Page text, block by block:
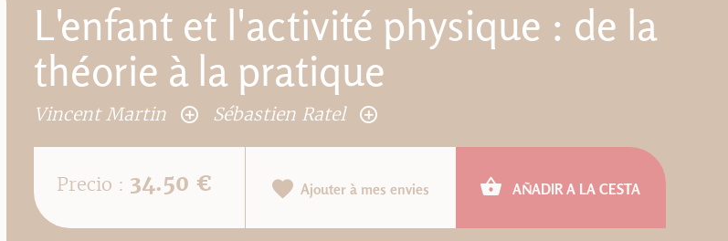
L'enfant et l'activité physique : de la
théorie à la pratique
Vincent Martin Sébastien Ratel
Precio : 34.50 € Ajouter à mes envies AÑADIR A LA CESTA